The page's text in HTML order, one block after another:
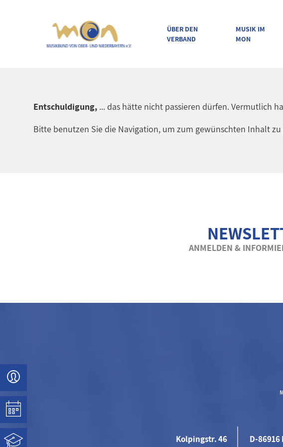
ÜBER DEN
VERBAND
MUSIK IM
MON
Entschuldigung, ... das hätte nicht passieren dürfen. Vermutlich
Bitte benutzen Sie die Navigation, um zum gewünschten Inhalt zu
ANMELDEN &
Kolpingstr. 46 D-